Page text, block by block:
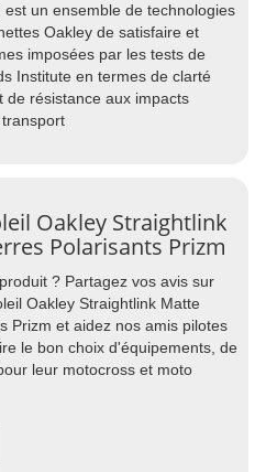
un ensemble de technologies
Oakley de satisfaire et
imposées par les tests de
Institute en termes de clarté
de résistance aux impacts
Oakley Straightlink
Polarisants Prizm
? Partagez vos avis sur
Oakley Straightlink Matte
Prizm et aidez nos amis pilotes
le bon choix d'équipements, de
leur motocross et moto